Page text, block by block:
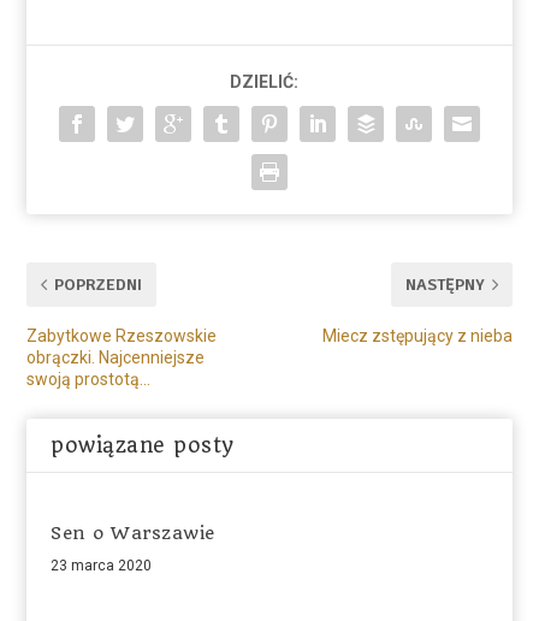
DZIELIĆ:
POPRZEDNI
Zabytkowe Rzeszowskie
obrączki. Najcenniejsze
swoją prostotą…
NASTĘPNY
Miecz zstępujący z nieba
powiązane posty
Sen o Warszawie
23 marca 2020